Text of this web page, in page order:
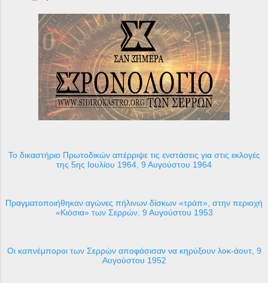
Το δικαστήριο Πρωτοδικών απέρριψε τις ενστάσεις για στις εκλογές
της 5ης Ιουλίου 1964, 9 Αυγούστου 1964
Πραγματοποιήθηκαν αγώνες πήλινων δίσκων «τράπ», στην περιοχή
«Κιόσια» των Σερρών, 9 Αυγούστου 1953
Οι καπνέμποροι των Σερρών αποφάσισαν να κηρύξουν λοκ-άουτ, 9
Αυγούστου 1952